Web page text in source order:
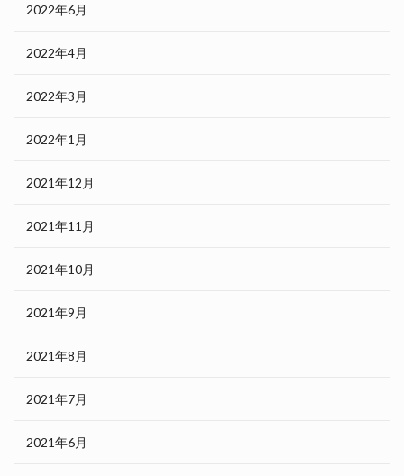
2022年6月
2022年4月
2022年3月
2022年1月
2021年12月
2021年11月
2021年10月
2021年9月
2021年8月
2021年7月
2021年6月